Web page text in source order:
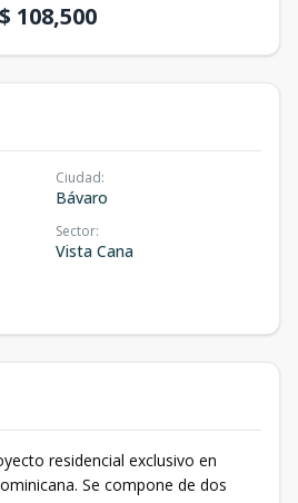
108,500
Ciudad:
Bávaro
Sector:
Vista Cana
residencial exclusivo en
Se compone de dos